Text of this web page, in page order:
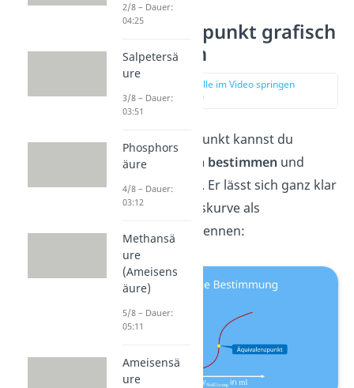
Äquivalenzpunkt grafisch
bestimmen
zur Stelle im Video springen
(01:44)
Den Äquivalenzpunkt kannst du
lediglich
grafisch bestimmen und
nicht berechnen . Er lässt sich ganz klar
auf der Titrationskurve als
Wendepunkt
erkennen:
2/8 – Dauer:
04:25
Salpetersä
ure
3/8 – Dauer:
03:51
Phosphors
äure
4/8 – Dauer:
03:12
Methansä
ure
(Ameisens
äure)
5/8 – Dauer:
05:11
Ameisensä
ure